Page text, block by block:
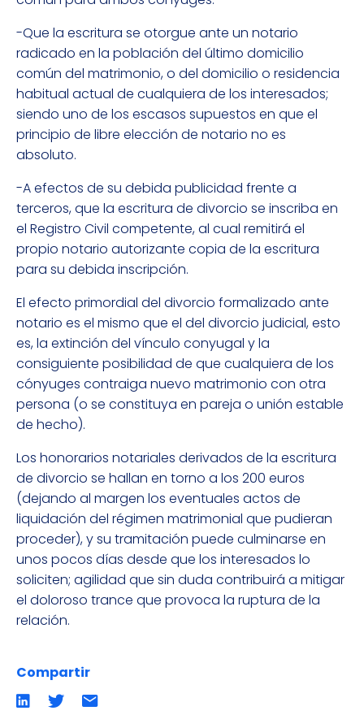
-Que la escritura se otorgue ante un notario
radicado en la población del último domicilio
común del matrimonio, o del domicilio o residencia
habitual actual de cualquiera de los interesados;
siendo uno de los escasos supuestos en que el
principio de libre elección de notario no es
absoluto.
-A efectos de su debida publicidad frente a
terceros, que la escritura de divorcio se inscriba en
el Registro Civil competente, al cual remitirá el
propio notario autorizante copia de la escritura
para su debida inscripción.
El efecto primordial del divorcio formalizado ante
notario es el mismo que el del divorcio judicial, esto
es, la extinción del vínculo conyugal y la
consiguiente posibilidad de que cualquiera de los
cónyuges contraiga nuevo matrimonio con otra
persona (o se constituya en pareja o unión estable
de hecho).
Los honorarios notariales derivados de la escritura
de divorcio se hallan en torno a los 200 euros
(dejando al margen los eventuales actos de
liquidación del régimen matrimonial que pudieran
proceder), y su tramitación puede culminarse en
unos pocos días desde que los interesados lo
soliciten; agilidad que sin duda contribuirá a mitigar
el doloroso trance que provoca la ruptura de la
relación.
Compartir
Compartir
en
Compartir
en
Compartir
por